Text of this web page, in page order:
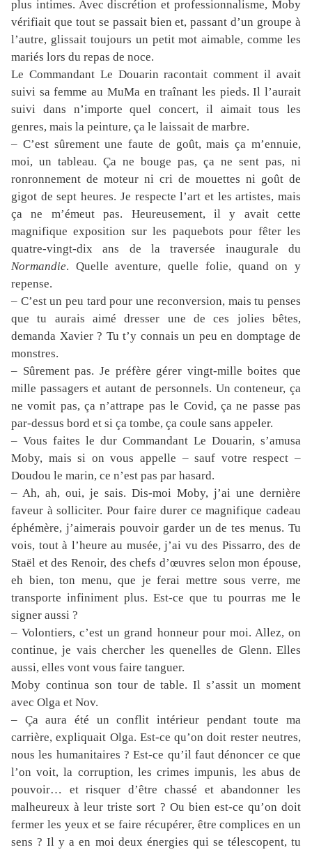
plus intimes. Avec discrétion et professionnalisme, Moby
vérifiait que tout se passait bien et, passant d’un groupe à
l’autre, glissait toujours un petit mot aimable, comme les
mariés lors du repas de noce.
Le Commandant Le Douarin racontait comment il avait
suivi sa femme au MuMa en traînant les pieds. Il l’aurait
suivi dans n’importe quel concert, il aimait tous les
genres, mais la peinture, ça le laissait de marbre.
– C’est sûrement une faute de goût, mais ça m’ennuie,
moi, un tableau. Ça ne bouge pas, ça ne sent pas, ni
ronronnement de moteur ni cri de mouettes ni goût de
gigot de sept heures. Je respecte l’art et les artistes, mais
ça ne m’émeut pas. Heureusement, il y avait cette
magnifique exposition sur les paquebots pour fêter les
quatre-vingt-dix ans de la traversée inaugurale du
Normandie. Quelle aventure, quelle folie, quand on y
repense.
– C’est un peu tard pour une reconversion, mais tu penses
que tu aurais aimé dresser une de ces jolies bêtes,
demanda Xavier ? Tu t’y connais un peu en domptage de
monstres.
– Sûrement pas. Je préfère gérer vingt-mille boites que
mille passagers et autant de personnels. Un conteneur, ça
ne vomit pas, ça n’attrape pas le Covid, ça ne passe pas
par-dessus bord et si ça tombe, ça coule sans appeler.
– Vous faites le dur Commandant Le Douarin, s’amusa
Moby, mais si on vous appelle – sauf votre respect –
Doudou le marin, ce n’est pas par hasard.
– Ah, ah, oui, je sais. Dis-moi Moby, j’ai une dernière
faveur à solliciter. Pour faire durer ce magnifique cadeau
éphémère, j’aimerais pouvoir garder un de tes menus. Tu
vois, tout à l’heure au musée, j’ai vu des Pissarro, des de
Staël et des Renoir, des chefs d’œuvres selon mon épouse,
eh bien, ton menu, que je ferai mettre sous verre, me
transporte infiniment plus. Est-ce que tu pourras me le
signer aussi ?
– Volontiers, c’est un grand honneur pour moi. Allez, on
continue, je vais chercher les quenelles de Glenn. Elles
aussi, elles vont vous faire tanguer.
Moby continua son tour de table. Il s’assit un moment
avec Olga et Nov.
– Ça aura été un conflit intérieur pendant toute ma
carrière, expliquait Olga. Est-ce qu’on doit rester neutres,
nous les humanitaires ? Est-ce qu’il faut dénoncer ce que
l’on voit, la corruption, les crimes impunis, les abus de
pouvoir… et risquer d’être chassé et abandonner les
malheureux à leur triste sort ? Ou bien est-ce qu’on doit
fermer les yeux et se faire récupérer, être complices en un
sens ? Il y a en moi deux énergies qui se télescopent, tu